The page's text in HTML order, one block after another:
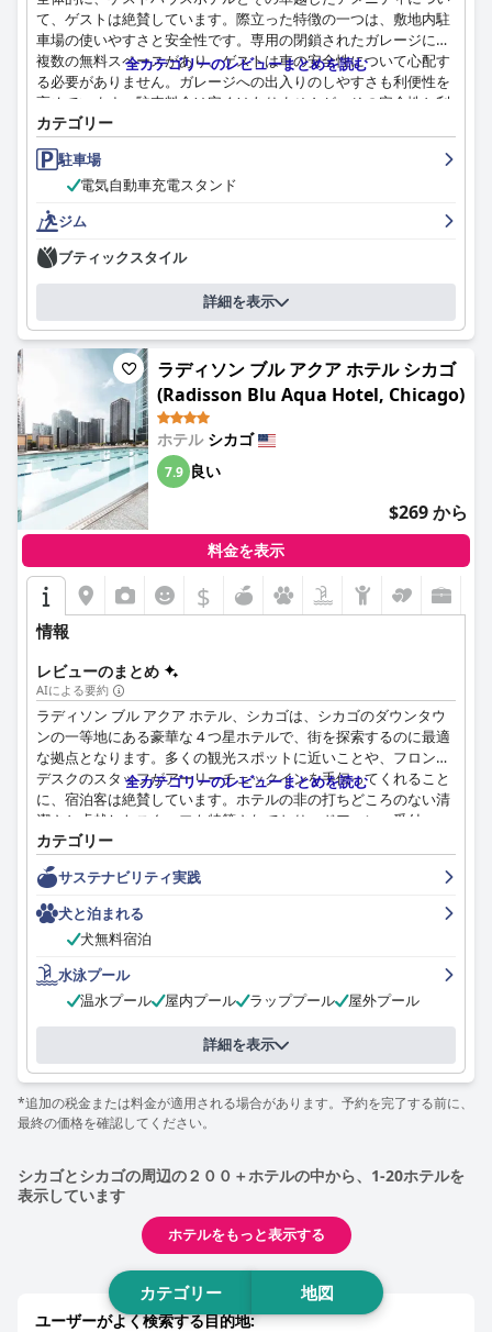
て、ゲストは絶賛しています。際立った特徴の一つは、敷地内駐
車場の使いやすさと安全性です。専用の閉鎖されたガレージには
複数の無料スペースがあり、ゲストは車の安全性について心配す
る必要がありません。ガレージへの出入りのしやすさも利便性を
高めています。駐車料金は安くはありませんが、その安全性と利
便性に見合う価値があるとゲストは考えています。全体として、
ゲストハウスホテルは、比類のないアメニティを備えた卓越した
滞在を求める人にとって、最高の選択肢です。
全カテゴリーのレビューまとめを読む
カテゴリー
駐車場
電気自動車充電スタンド
ジム
ブティックスタイル
詳細を表示
ラディソン ブル アクア ホテル シカゴ
(Radisson Blu Aqua Hotel, Chicago)
ホテル シカゴ
7.9 良い
$269 から
料金を表示
$
情報
レビューのまとめ
AIによる要約
ラディソン ブル アクア ホテル、シカゴは、シカゴのダウンタウ
ンの一等地にある豪華な 4 つ星ホテルで、街を探索するのに最適
な拠点となります。多くの観光スポットに近いことや、フロント
デスクのスタッフがアーリーチェックインを手伝ってくれること
に、宿泊客は絶賛しています。ホテルの非の打ちどころのない清
潔さと卓越したスタッフも特筆されており、ドアマン、受付、コ
ンシェルジュのスタッフは、特にフレンドリーで気配りがあり、
親切であると賞賛されています。宿泊客は印象的なプール施設を
楽しむことができますが、過剰な量の塩素や、プールサイドでの
ドリンクや食べ物の注文に関する混乱についての苦情がいくつか
ありました。ホテルのベッドは快適で、パリッとしたシーツと快
適な枕が、全体的な快適さを高めています。ホテルの朝食のオプ
ションは玉石混交で、がっかりした宿泊客もいれば、おいしい料
理に感激した宿泊客もいます。ホテルは客室に関して多くのもの
を提供していますが、壁の汚れ、寝心地の悪いベッド、バスルー
ムのアメニティの故障など、不快な問題に遭遇した宿泊客もいま
した。しかし、一般的に、宿泊客は客室とバスルームの広さ、床
から天井までの窓、美しい景色、ホテルのモダンで豪華な装飾に
が、シカゴでの豪華な滞在をお探しの方には間違いなくお金を払
う価値があります。
全カテゴリーのレビューまとめを読む
カテゴリー
サステナビリティ実践
犬と泊まれる
犬無料宿泊
水泳プール
温水プール
屋内プール ラッププール 屋外プール
詳細を表示
*追加の税金または料金が適用される場合があります。予約を完了する前に、
最終の価格を確認してください。
シカゴとシカゴの周辺の２００＋ホテルの中から、1-20ホテルを
表示しています
ホテルをもっと表示する
ユーザーがよく検索する目的地:
カテゴリー 地図